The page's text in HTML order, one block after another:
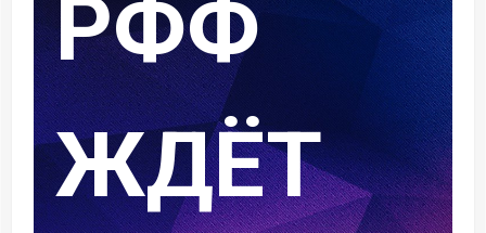
своё имя в
историю
РФФ!